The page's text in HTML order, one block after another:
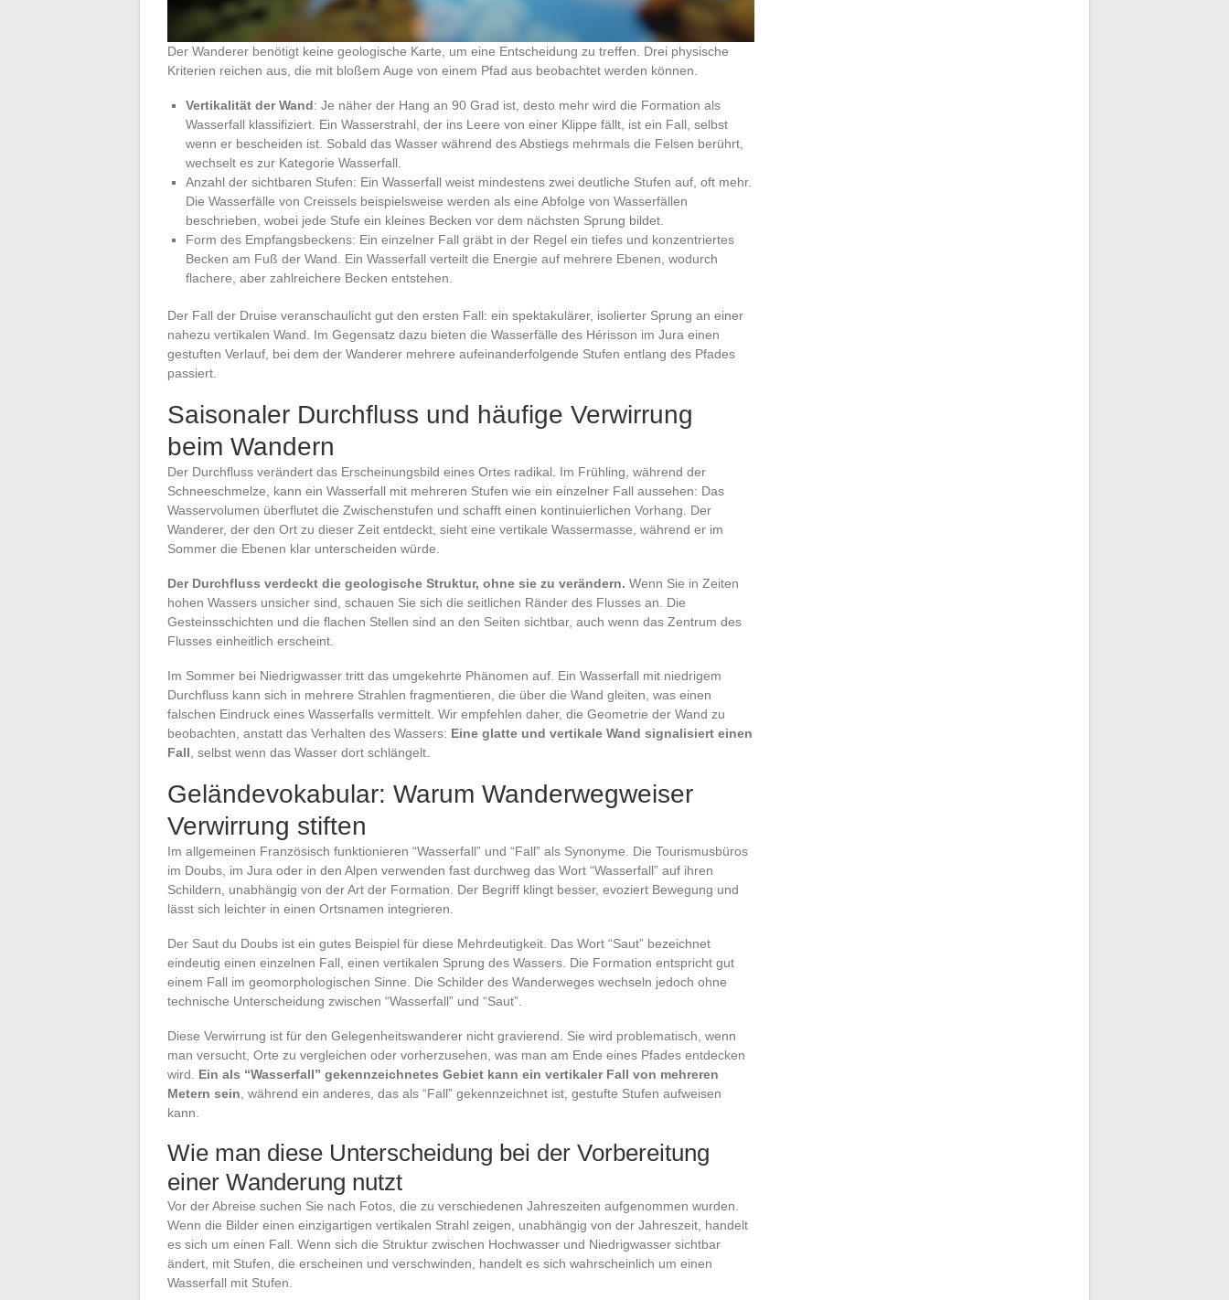
Der Wanderer benötigt keine geologische Karte, um eine Entscheidung zu treffen. Drei physische
Kriterien reichen aus, die mit bloßem Auge von einem Pfad aus beobachtet werden können.
Vertikalität der Wand: Je näher der Hang an 90 Grad ist, desto mehr wird die Formation als
Wasserfall klassifiziert. Ein Wasserstrahl, der ins Leere von einer Klippe fällt, ist ein Fall, selbst
wenn er bescheiden ist. Sobald das Wasser während des Abstiegs mehrmals die Felsen berührt,
wechselt es zur Kategorie Wasserfall.
Anzahl der sichtbaren Stufen: Ein Wasserfall weist mindestens zwei deutliche Stufen auf, oft mehr.
Die Wasserfälle von Creissels beispielsweise werden als eine Abfolge von Wasserfällen
beschrieben, wobei jede Stufe ein kleines Becken vor dem nächsten Sprung bildet.
Form des Empfangsbeckens: Ein einzelner Fall gräbt in der Regel ein tiefes und konzentriertes
Becken am Fuß der Wand. Ein Wasserfall verteilt die Energie auf mehrere Ebenen, wodurch
flachere, aber zahlreichere Becken entstehen.
Der Fall der Druise veranschaulicht gut den ersten Fall: ein spektakulärer, isolierter Sprung an einer
nahezu vertikalen Wand. Im Gegensatz dazu bieten die Wasserfälle des Hérisson im Jura einen
gestuften Verlauf, bei dem der Wanderer mehrere aufeinanderfolgende Stufen entlang des Pfades
passiert.
Saisonaler Durchfluss und häufige Verwirrung
beim Wandern
Der Durchfluss verändert das Erscheinungsbild eines Ortes radikal. Im Frühling, während der
Schneeschmelze, kann ein Wasserfall mit mehreren Stufen wie ein einzelner Fall aussehen: Das
Wasservolumen überflutet die Zwischenstufen und schafft einen kontinuierlichen Vorhang. Der
Wanderer, der den Ort zu dieser Zeit entdeckt, sieht eine vertikale Wassermasse, während er im
Sommer die Ebenen klar unterscheiden würde.
Der Durchfluss verdeckt die geologische Struktur, ohne sie zu verändern. Wenn Sie in Zeiten
hohen Wassers unsicher sind, schauen Sie sich die seitlichen Ränder des Flusses an. Die
Gesteinsschichten und die flachen Stellen sind an den Seiten sichtbar, auch wenn das Zentrum des
Flusses einheitlich erscheint.
Im Sommer bei Niedrigwasser tritt das umgekehrte Phänomen auf. Ein Wasserfall mit niedrigem
Durchfluss kann sich in mehrere Strahlen fragmentieren, die über die Wand gleiten, was einen
falschen Eindruck eines Wasserfalls vermittelt. Wir empfehlen daher, die Geometrie der Wand zu
beobachten, anstatt das Verhalten des Wassers: Eine glatte und vertikale Wand signalisiert einen
Fall , selbst wenn das Wasser dort schlängelt.
Geländevokabular: Warum Wanderwegweiser
Verwirrung stiften
Im allgemeinen Französisch funktionieren “Wasserfall” und “Fall” als Synonyme. Die Tourismusbüros
im Doubs, im Jura oder in den Alpen verwenden fast durchweg das Wort “Wasserfall” auf ihren
Schildern, unabhängig von der Art der Formation. Der Begriff klingt besser, evoziert Bewegung und
lässt sich leichter in einen Ortsnamen integrieren.
Der Saut du Doubs ist ein gutes Beispiel für diese Mehrdeutigkeit. Das Wort “Saut” bezeichnet
eindeutig einen einzelnen Fall, einen vertikalen Sprung des Wassers. Die Formation entspricht gut
einem Fall im geomorphologischen Sinne. Die Schilder des Wanderweges wechseln jedoch ohne
technische Unterscheidung zwischen “Wasserfall” und “Saut”.
Diese Verwirrung ist für den Gelegenheitswanderer nicht gravierend. Sie wird problematisch, wenn
man versucht, Orte zu vergleichen oder vorherzusehen, was man am Ende eines Pfades entdecken
wird. Ein als “Wasserfall” gekennzeichnetes Gebiet kann ein vertikaler Fall von mehreren
Metern sein , während ein anderes, das als “Fall” gekennzeichnet ist, gestufte Stufen aufweisen
kann.
Wie man diese Unterscheidung bei der Vorbereitung
einer Wanderung nutzt
Vor der Abreise suchen Sie nach Fotos, die zu verschiedenen Jahreszeiten aufgenommen wurden.
Wenn die Bilder einen einzigartigen vertikalen Strahl zeigen, unabhängig von der Jahreszeit, handelt
es sich um einen Fall. Wenn sich die Struktur zwischen Hochwasser und Niedrigwasser sichtbar
ändert, mit Stufen, die erscheinen und verschwinden, handelt es sich wahrscheinlich um einen
Wasserfall mit Stufen.